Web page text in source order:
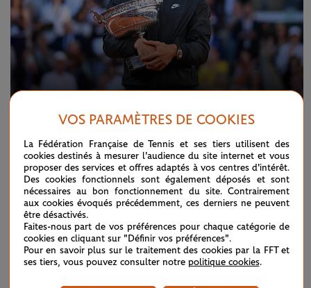
FINALE MESSIEURS DIMANCHE 9 JUIN 2024
Carlos III, la majestueuse conquête de l'ocre
VOS PARAMÈTRES DE COOKIES
La Fédération Française de Tennis et ses tiers utilisent des
cookies destinés à mesurer l'audience du site internet et vous
proposer des services et offres adaptés à vos centres d'intérêt.
Des cookies fonctionnels sont également déposés et sont
nécessaires au bon fonctionnement du site. Contrairement
aux cookies évoqués précédemment, ces derniers ne peuvent
être désactivés.
Faites-nous part de vos préférences pour chaque catégorie de
cookies en cliquant sur "Définir vos préférences".
Pour en savoir plus sur le traitement des cookies par la FFT et
ses tiers, vous pouvez consulter notre politique cookies.